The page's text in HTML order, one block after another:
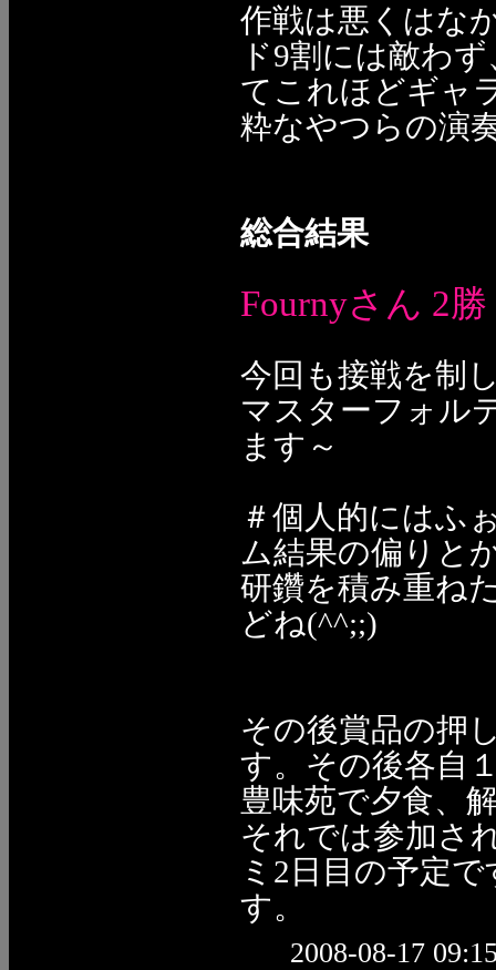
作戦は悪くはな
ド9割には敵わ
てこれほどギャ
粋なやつらの演
総合結果
Fournyさん 2勝
今回も接戦を制
マスターフォル
ます～
＃個人的にはふ
ム結果の偏りと
研鑽を積み重ね
どね(^^;;)
その後賞品の押
す。その後各自
豊味苑で夕食、
それでは参加さ
ミ2日目の予定
す。
2008-08-17